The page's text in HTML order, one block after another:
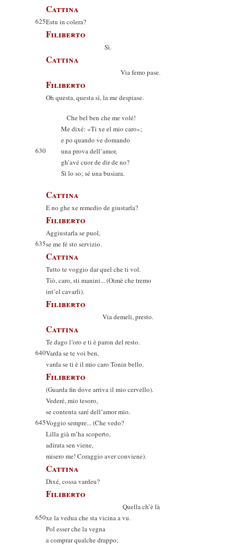
Cattina
625Estu in colera?
Filiberto
Sì.
Cattina
Via femo pase.
Filiberto
Oh questa, questa sì, la me despiase.
Che bel ben che me volé!
Me dixé: «Ti xe el mio caro»;
e po quando ve domando
630
una prova dell’amor,
gh’avé cuor de dir de no?
Sì lo so; sé una busiara.
Cattina
E no ghe xe remedio de giustarla?
Filiberto
Aggiustarla se puol,
635se me fé sto servizio.
Cattina
Tutto te voggio dar quel che ti vol.
Tiò, caro, sti manini... (Oimè che tremo
int’el cavarli).
Filiberto
Via demeli, presto.
Cattina
Te dago l’oro e ti è paron del resto.
640Varda se te voi ben,
varda se ti è il mio caro Tonin bello.
Filiberto
(Guarda fin dove arriva il mio cervello).
Vederé, mio tesoro,
se contenta saré dell’amor mio.
645Voggio sempre... (Che vedo?
Lilla già m’ha scoperto,
adirata sen viene,
misero me! Coraggio aver conviene).
Cattina
Dixé, cossa vardeu?
Filiberto
Quella ch’è là
650xe la vedua che sta vicina a vu.
Pol esser che la vegna
a comprar qualche drappo;